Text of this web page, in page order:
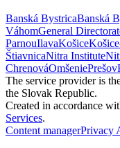
Banská BystricaBanská
VáhomGeneral
ParnouIlavaKošice
ŠtiavnicaNitra Institute
ChrenováOmšeniePrešov
The service provider is
the Slovak Republic.
Created in accordance
Services.
Content managerPrivacy